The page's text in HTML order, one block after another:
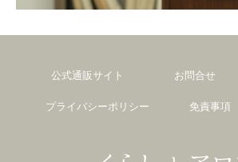
公式通販サイト お問合せ
プライバシーポリシー 免責事項